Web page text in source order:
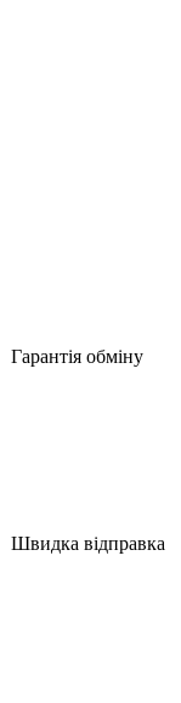
Гарантія обміну
Швидка відправка